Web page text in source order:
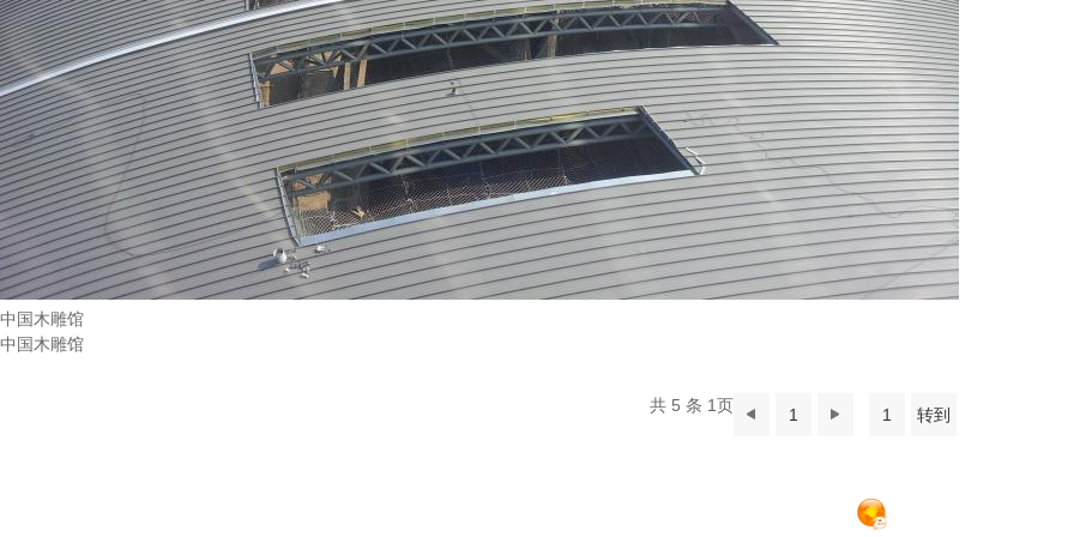
中国木雕馆
中国木雕馆
共 5 条 1页 1 转到